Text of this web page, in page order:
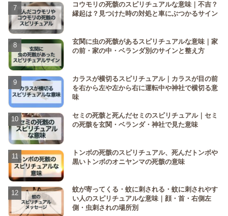
コウモリの死骸のスピリチュアルな意味｜不吉？
縁起は？見つけた時の対処と車にぶつかるサイン
玄関に虫の死骸があるスピリチュアルな意味｜家
の前・家の中・ベランダ別のサインと整え方
カラスが横切るスピリチュアル｜カラスが目の前
を右から左や左から右に運転中や神社で横切る意
味
セミの死骸と死んだセミのスピリチュアル｜セミ
の死骸を玄関・ベランダ・神社で見た意味
トンボの死骸のスピリチュアル、死んだトンボや
黒いトンボのオニヤンマの死骸の意味
蚊が寄ってくる・蚊に刺される・蚊に刺されやす
い人のスピリチュアルな意味｜顔・首・右側左
側・虫刺されの場所別